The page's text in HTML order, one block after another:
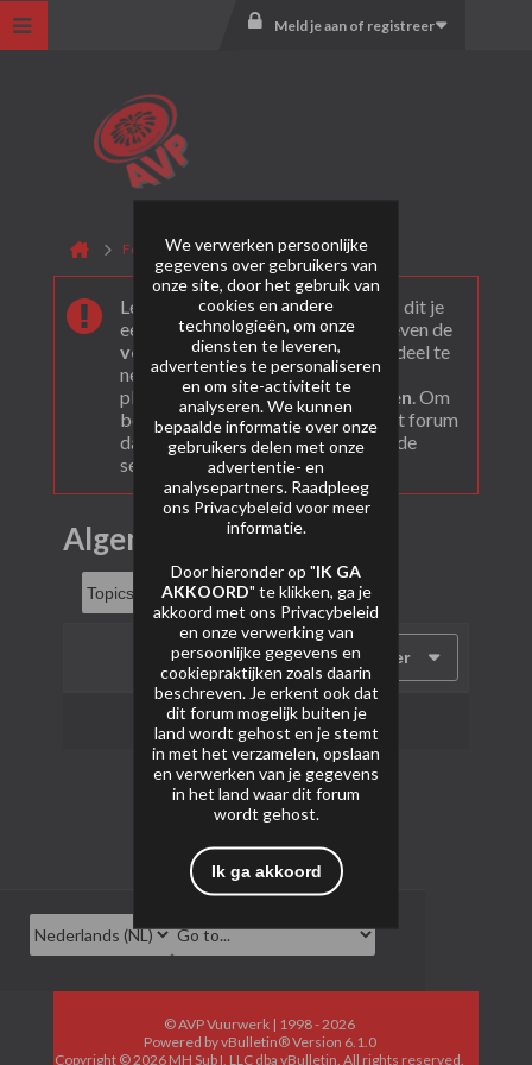
Meld je aan of registreer
Forum Katan Vuurwerk Algemeen
Leuk dat je ons gevonden hebt! Als dit je
eerste bezoek is bekijk dan eerst even de
veel gestelde vragen. Om actief deel te
nemen en ook berichten te kunnen
plaatsen moet je je eerstregisteren. Om
berichten te bekijken, selecteer het forum
dat je wil bezoeken uit onderstaande
selectie.
Algemeen
Filter
Geen onderwerpen gevonden.
© AVP Vuurwerk | 1998 - 2026
Powered byvBulletin®Version 6.1.0
Copyright © 2026 MH Sub I, LLC dba vBulletin. All rights reserved.
We verwerken persoonlijke
gegevens over gebruikers van
onze site, door het gebruik van
cookies en andere
technologieën, om onze
diensten te leveren,
advertenties te personaliseren
en om site-activiteit te
analyseren. We kunnen
bepaalde informatie over onze
gebruikers delen met onze
advertentie- en
analysepartners. Raadpleeg
ons Privacybeleid voor meer
informatie.
Door hieronder op "IK GA
AKKOORD" te klikken, ga je
akkoord met ons Privacybeleid
en onze verwerking van
persoonlijke gegevens en
cookiepraktijken zoals daarin
beschreven. Je erkent ook dat
dit forum mogelijk buiten je
land wordt gehost en je stemt
in met het verzamelen, opslaan
en verwerken van je gegevens
in het land waar dit forum
wordt gehost.
Ik ga akkoord